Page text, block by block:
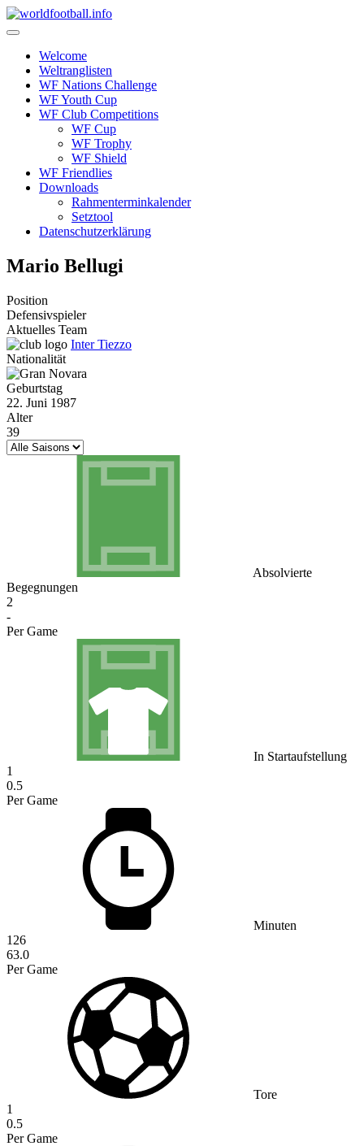
Skip
to
Welcome
Weltranglisten
WF Nations Challenge
WF Youth Cup
WF Club Competitions
WF Cup
WF Trophy
WF Shield
WF Friendlies
Downloads
Rahmenterminkalender
Setztool
Datenschutzerklärung
Mario Bellugi
Position
Defensivspieler
Aktuelles Team
Inter Tiezzo
Nationalität
Geburtstag
22. Juni 1987
Alter
39
Absolvierte
Begegnungen
2
-
Per Game
In Startaufstellung
1
0.5
Per Game
Minuten
126
63.0
Per Game
Tore
1
0.5
Per Game